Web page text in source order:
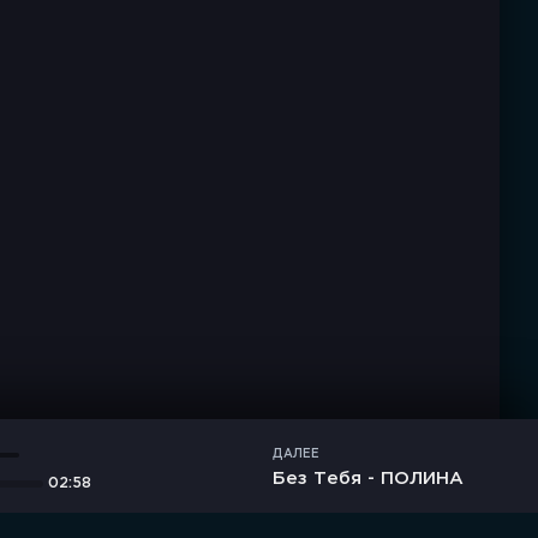
02:58
ДАЛЕЕ
Без Тебя - ПОЛИНА